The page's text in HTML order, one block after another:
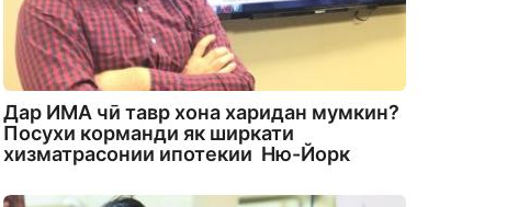
Дар ИМА чӣ тавр хона харидан мумкин?
Посухи корманди як ширкати
хизматрасонии ипотекии Ню-Йорк